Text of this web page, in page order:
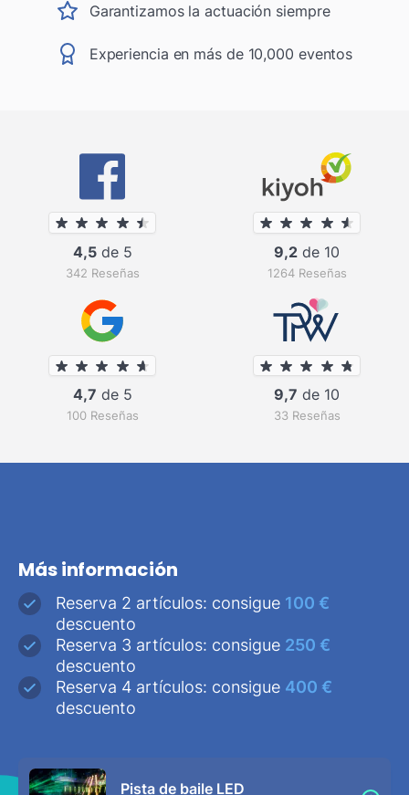
Garantizamos la actuación siempre
Experiencia en más de 10,000 eventos
4,5de 5
342 Reseñas
9,2 de 10
1264 Reseñas
4,7 de 5
100 Reseñas
9,7 de 10
33 Reseñas
Más información
Reserva 2 artículos: consigue 100 €
descuento
Reserva 3 artículos: consigue 250 €
descuento
Reserva 4 artículos: consigue 400 €
descuento
Pista de baile LED